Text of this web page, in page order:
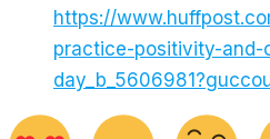
https://
practice-positivity-and-